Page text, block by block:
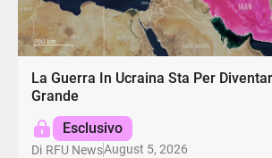
La Guerra In Ucraina Sta Per
Grande
Esclusivo
Di RFU NewsAugust 5, 2026